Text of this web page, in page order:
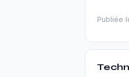
Publiée